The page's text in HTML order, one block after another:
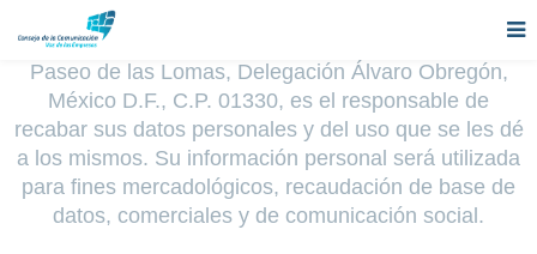
El CONSEJO DE LA COMUNICACIÓN, A.C., con
domicilio en Av. Prol. Paseo de la Reforma, Col.
Paseo de las Lomas, Delegación Álvaro Obregón,
México D.F., C.P. 01330, es el responsable de
recabar sus datos personales y del uso que se les dé
a los mismos. Su información personal será utilizada
para fines mercadológicos, recaudación de base de
datos, comerciales y de comunicación social.